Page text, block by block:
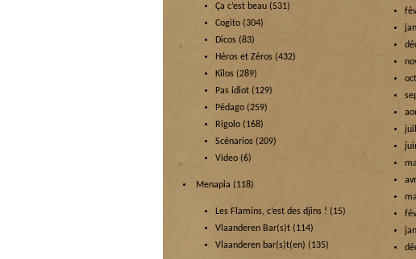
Ça c’est beau (531)
Cogito (304)
Dicos (83)
Héros et Zéros (432)
Kilos (289)
Pas idiot (129)
Pédago (259)
Rigolo (168)
Scénarios (209)
Video (6)
Menapia (118)
Les Flamins, c’est des djins ! (15)
Vlaanderen Bar(s)t (114)
Vlaanderen bar(s)t(en) (135)